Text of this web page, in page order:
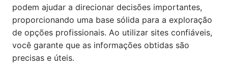
podem ajudar a direcionar decisões importantes,
proporcionando uma base sólida para a exploração
de opções profissionais. Ao utilizar sites confiáveis,
você garante que as informações obtidas são
precisas e úteis.